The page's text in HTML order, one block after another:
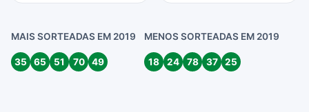
MAIS SORTEADAS EM 2019
35 65 51 70 49
MENOS SORTEADAS EM 2019
18 24 78 37 25